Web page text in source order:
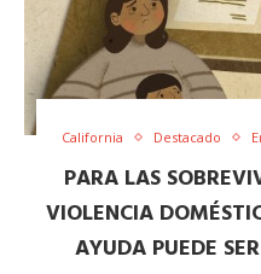
California Destacado
PARA LAS
VIOLENCIA
AYUDA PUEDE